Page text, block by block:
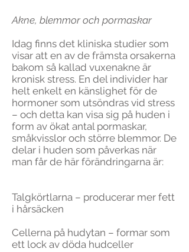
Akne, blemmor och pormaskar
Idag finns det kliniska studier som
visar att en av de främsta orsakerna
bakom så kallad vuxenakne är
kronisk stress. En del individer har
helt enkelt en känslighet för de
hormoner som utsöndras vid stress
– och detta kan visa sig på huden i
form av ökat antal pormaskar,
småkvisslor och större blemmor. De
delar i huden som påverkas när
man får de här förändringarna är:
Talgkörtlarna – producerar mer fett
i hårsäcken
Cellerna på hudytan – formar som
ett lock av döda hudceller